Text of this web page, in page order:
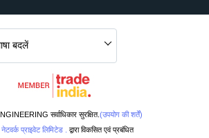
सर्वाधिकार सुरक्षित.(उपयोग की शर्तें)
प्राइवेट लिमिटेड .
द्वारा विकसित एवं प्रबंधित
बदलें